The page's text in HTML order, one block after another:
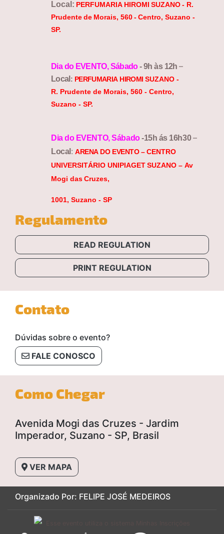
Local: PERFUMARIA HIROMI SUZANO - R.
Prudente de Morais, 560 - Centro, Suzano -
SP.
Dia do EVENTO, Sábado - 9h às 12h –
Local : PERFUMARIA HIROMI SUZANO -
R. Prudente de Morais, 560 - Centro,
Suzano - SP.
Diado EVENTO,Sábado-15h ás 16h30 –
Local : ARENA DO EVENTO –CENTRO
UNIVERSITÁRIO UNIPIAGET SUZANO – Av
Mogi das Cruzes,
1001, Suzano -SP
Regulamento
READ REGULATION
PRINT REGULATION
Contato
Dúvidas sobre o evento?
FALE CONOSCO
Como Chegar
Avenida Mogi das Cruzes - Jardim
Imperador, Suzano - SP, Brasil
VER MAPA
Organizado Por: FELIPE JOSÉ MEDEIROS